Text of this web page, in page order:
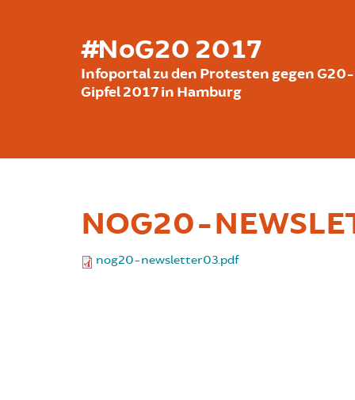
#NoG20 2017
Infoportal zu den Protesten gegen G20-
Gipfel 2017 in Hamburg
NOG20-
nog20-newsletter03.pdf